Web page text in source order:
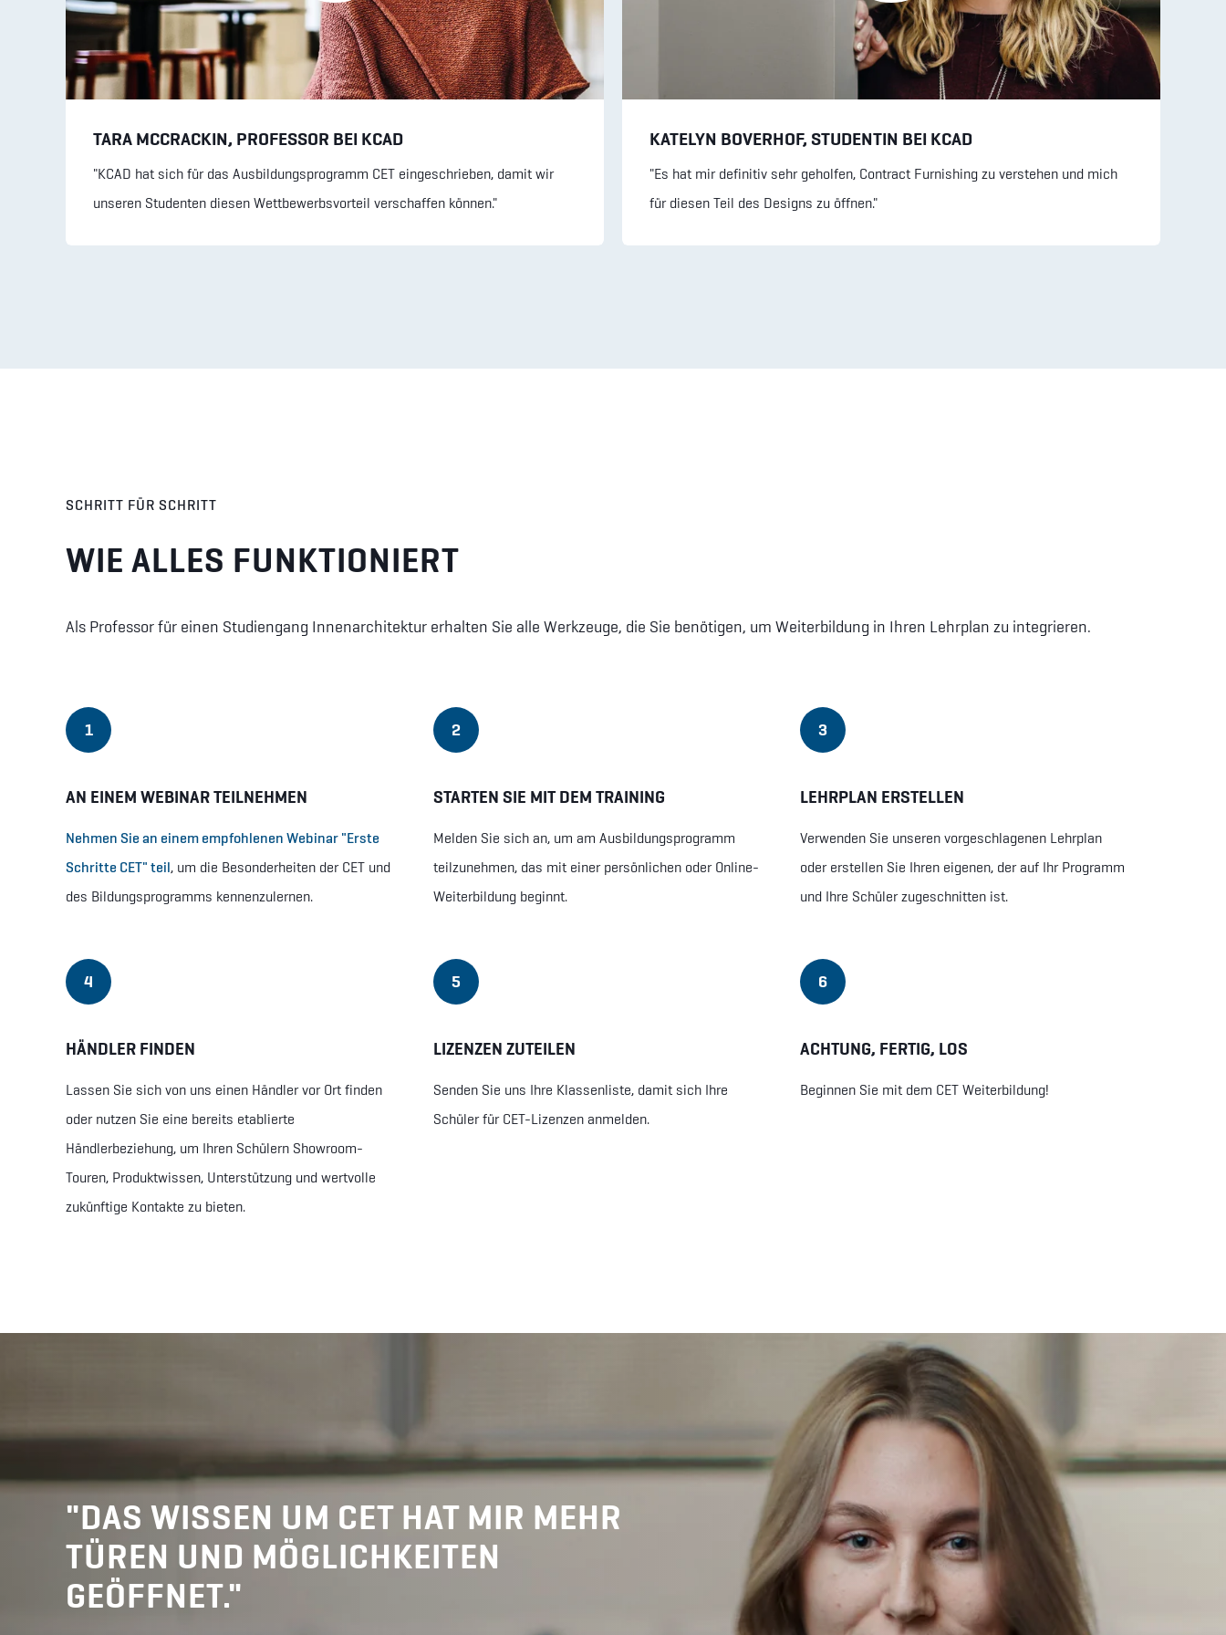
TARA MCCRACKIN, PROFESSOR BEI KCAD
"KCAD hat sich für das Ausbildungsprogramm CET eingeschrieben, damit wir
unseren Studenten diesen Wettbewerbsvorteil verschaffen können."
KATELYN BOVERHOF, STUDENTIN BEI KCAD
"Es hat mir definitiv sehr geholfen, Contract Furnishing zu verstehen und mich
für diesen Teil des Designs zu öffnen."
SCHRITT FÜR SCHRITT
WIE ALLES FUNKTIONIERT
Als Professor für einen Studiengang Innenarchitektur erhalten Sie alle Werkzeuge, die Sie benötigen, um Weiterbildung in Ihren Lehrplan zu integrieren.
1
AN EINEM WEBINAR TEILNEHMEN
Nehmen Sie an einem empfohlenen Webinar "Erste
Schritte CET" teil, um die Besonderheiten der CET und
des Bildungsprogramms kennenzulernen.
2
STARTEN SIE MIT DEM TRAINING
Melden Sie sich an, um am Ausbildungsprogramm
teilzunehmen, das mit einer persönlichen oder Online-
Weiterbildung beginnt.
3
LEHRPLAN ERSTELLEN
Verwenden Sie unseren vorgeschlagenen Lehrplan
oder erstellen Sie Ihren eigenen, der auf Ihr Programm
und Ihre Schüler zugeschnitten ist.
4
HÄNDLER FINDEN
Lassen Sie sich von uns einen Händler vor Ort finden
oder nutzen Sie eine bereits etablierte
Händlerbeziehung, um Ihren Schülern Showroom-
Touren, Produktwissen, Unterstützung und wertvolle
zukünftige Kontakte zu bieten.
5
LIZENZEN ZUTEILEN
Senden Sie uns Ihre Klassenliste, damit sich Ihre
Schüler für CET-Lizenzen anmelden.
6
ACHTUNG, FERTIG, LOS
Beginnen Sie mit dem CET Weiterbildung!
"DAS WISSEN UM CET HAT MIR MEHR
TÜREN UND MÖGLICHKEITEN
GEÖFFNET."